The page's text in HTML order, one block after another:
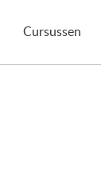
Cursussen